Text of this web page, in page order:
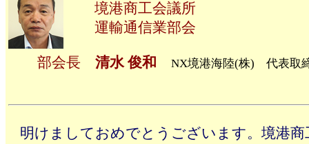
境港商工会議所
運輸通信業部会
部会長 清水 俊和 NX境港海陸(株) 代表取
明けましておめでとうございます。境港商